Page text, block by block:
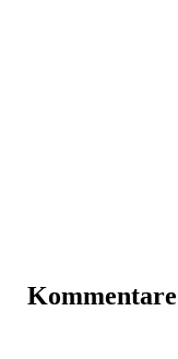
Kommentare